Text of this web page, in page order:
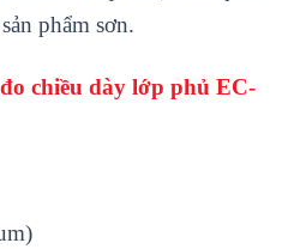
phẩm sơn.
chiều dày lớp phủ EC-